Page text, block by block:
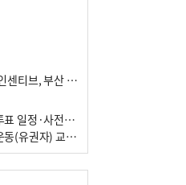
‘장수기업 세무조사 유예’ 파격 인센티브, 부산 유출 막을까
부산선관위 지선 Q&A ③ 사전투표 일정·사전투표함 보관
부산선관위 지선 Q&A ② 선거운동(유권자) 교육감투표용지